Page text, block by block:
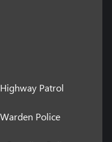
Patrol
Police